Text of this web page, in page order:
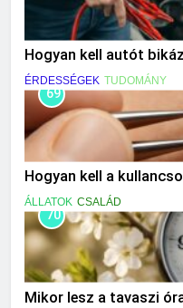
Hogyan kell autót
ÉRDESSÉGEK TUDOMÁNY
69
Hogyan kell a
ÁLLATOK CSALÁD
70
Mikor lesz a tavaszi